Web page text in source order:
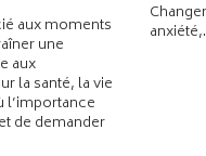
aux moments
une
aux
la santé, la vie
l’importance
de demander